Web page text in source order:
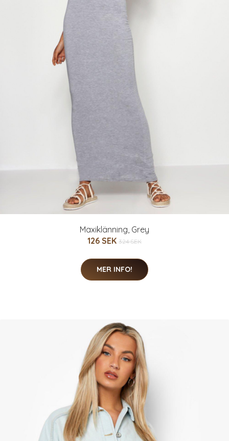
Maxiklänning, Grey
126 SEK 324 SEK
MER INFO!